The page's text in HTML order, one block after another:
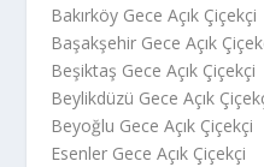
Bakırköy Gece Açık Çiçekçi
Başakşehir Gece Açık
Beşiktaş Gece Açık Çiçekçi
Beylikdüzü Gece Açık
Beyoğlu Gece Açık Çiçekçi
Esenler Gece Açık Çiçekçi